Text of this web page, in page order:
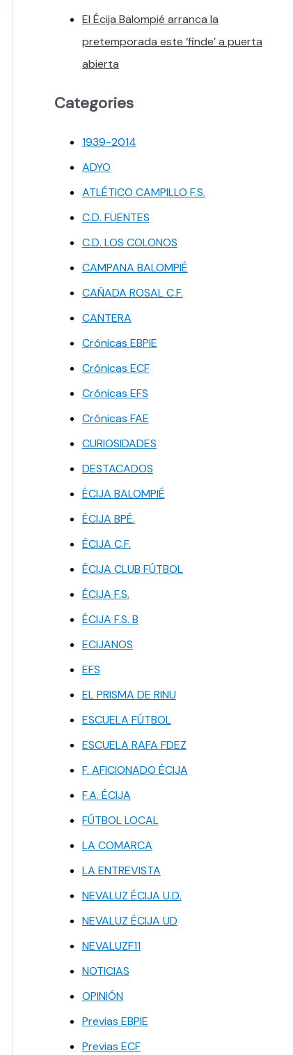
El Écija Balompié arranca la
pretemporada este ‘finde’ a puerta
abierta
Categories
1939-2014
ADYO
ATLÉTICO CAMPILLO F.S.
C.D. FUENTES
C.D. LOS COLONOS
CAMPANA BALOMPIÉ
CAÑADA ROSAL C.F.
CANTERA
Crónicas EBPIE
Crónicas ECF
Crónicas EFS
Crónicas FAE
CURIOSIDADES
DESTACADOS
ÉCIJA BALOMPIÉ
ÉCIJA BPÉ.
ÉCIJA C.F.
ÉCIJA CLUB FÚTBOL
ÉCIJA F.S.
ÉCIJA F.S. B
ECIJANOS
EFS
EL PRISMA DE RINU
ESCUELA FÚTBOL
ESCUELA RAFA FDEZ
F. AFICIONADO ÉCIJA
F.A. ÉCIJA
FÚTBOL LOCAL
LA COMARCA
LA ENTREVISTA
NEVALUZ ÉCIJA U.D.
NEVALUZ ÉCIJA UD
NEVALUZF11
NOTICIAS
OPINIÓN
Previas EBPIE
Previas ECF